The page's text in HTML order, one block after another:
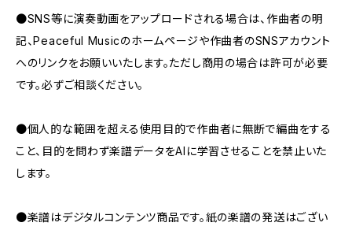
●SNS等に演奏動画をアップロードされる場合は、作曲者の明
記、Peaceful Musicのホームページや作曲者のSNSアカウント
へのリンクをお願いいたします。ただし商用の場合は許可が必要
です。必ずご相談ください。
●個人的な範囲を超える使用目的で作曲者に無断で編曲をする
こと、目的を問わず楽譜データをAIに学習させることを禁止いた
します。
●楽譜はデジタルコンテンツ商品です。紙の楽譜の発送はござい